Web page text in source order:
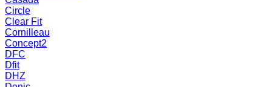
Circle
Clear Fit
Cornilleau
Concept2
DFC
Dfit
DHZ